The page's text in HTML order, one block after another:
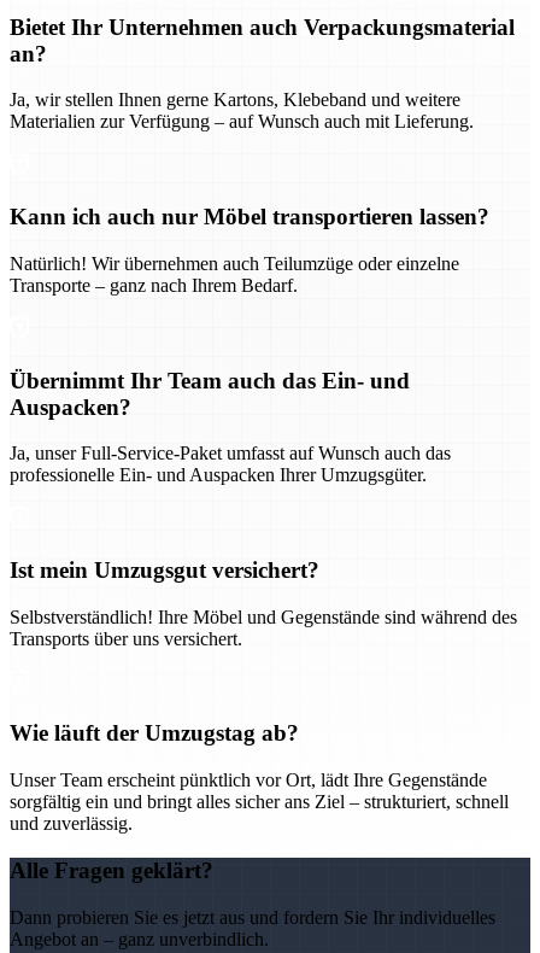
Bietet Ihr Unternehmen auch Verpackungsmaterial
an?
Ja, wir stellen Ihnen gerne Kartons, Klebeband und weitere
Materialien zur Verfügung – auf Wunsch auch mit Lieferung.
Kann ich auch nur Möbel transportieren lassen?
Natürlich! Wir übernehmen auch Teilumzüge oder einzelne
Transporte – ganz nach Ihrem Bedarf.
Übernimmt Ihr Team auch das Ein- und
Auspacken?
Ja, unser Full-Service-Paket umfasst auf Wunsch auch das
professionelle Ein- und Auspacken Ihrer Umzugsgüter.
Ist mein Umzugsgut versichert?
Selbstverständlich! Ihre Möbel und Gegenstände sind während des
Transports über uns versichert.
Wie läuft der Umzugstag ab?
Unser Team erscheint pünktlich vor Ort, lädt Ihre Gegenstände
sorgfältig ein und bringt alles sicher ans Ziel – strukturiert, schnell
und zuverlässig.
Alle Fragen geklärt?
Dann probieren Sie es jetzt aus und fordern Sie Ihr individuelles
Angebot an – ganz unverbindlich.